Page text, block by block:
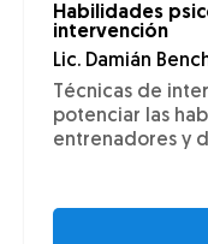
Habilidades
intervención
Lic. Damián
Técnicas de
potenciar las
entrenadores y